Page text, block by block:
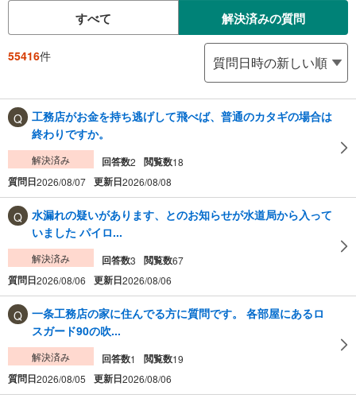
すべて 解決済みの質問
55416件
工務店がお金を持ち逃げして飛べば、普通のカタギの場合は
終わりですか。
解決済み 回答数2 閲覧数18
質問日2026/08/07 更新日2026/08/08
水漏れの疑いがあります、とのお知らせが水道局から入って
いました パイロ...
解決済み 回答数3 閲覧数67
質問日2026/08/06 更新日2026/08/06
一条工務店の家に住んでる方に質問です。 各部屋にあるロ
スガード90の吹...
解決済み 回答数1 閲覧数19
質問日2026/08/05 更新日2026/08/06